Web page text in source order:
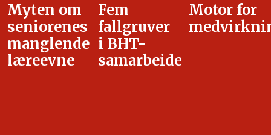
Fem
fallgruver
i BHT-
samarbeidet
Motor for
medvirkning
i